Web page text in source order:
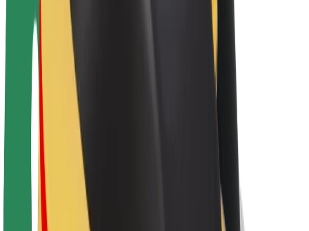
Tvrtka
Karijere
O platformi Bolt
Održivost uz Bolt
Projekt nula
Blog
Novosti
Smjernice za brend
Misija